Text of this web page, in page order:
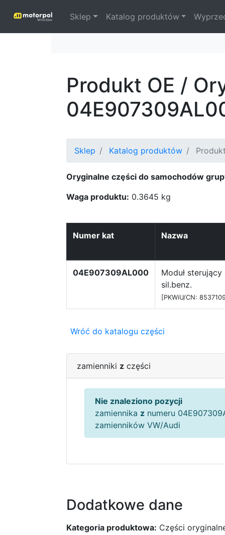
Sklep Katalog produktów
Produkt OE /
Sklep Katalog produktów
Oryginalne części do samochodów
Waga produktu: 0.3645 kg
Numer kat Nazwa
04E907309AL000
Moduł sterujący
sil.benz.
[PKWiU/CN:
Wróć do katalogu części
zamienniki z części
Nie znaleziono pozycji
zamiennika z numeru
zamienników VW/Audi
Dodatkowe dane
Kategoria produktowa: Części